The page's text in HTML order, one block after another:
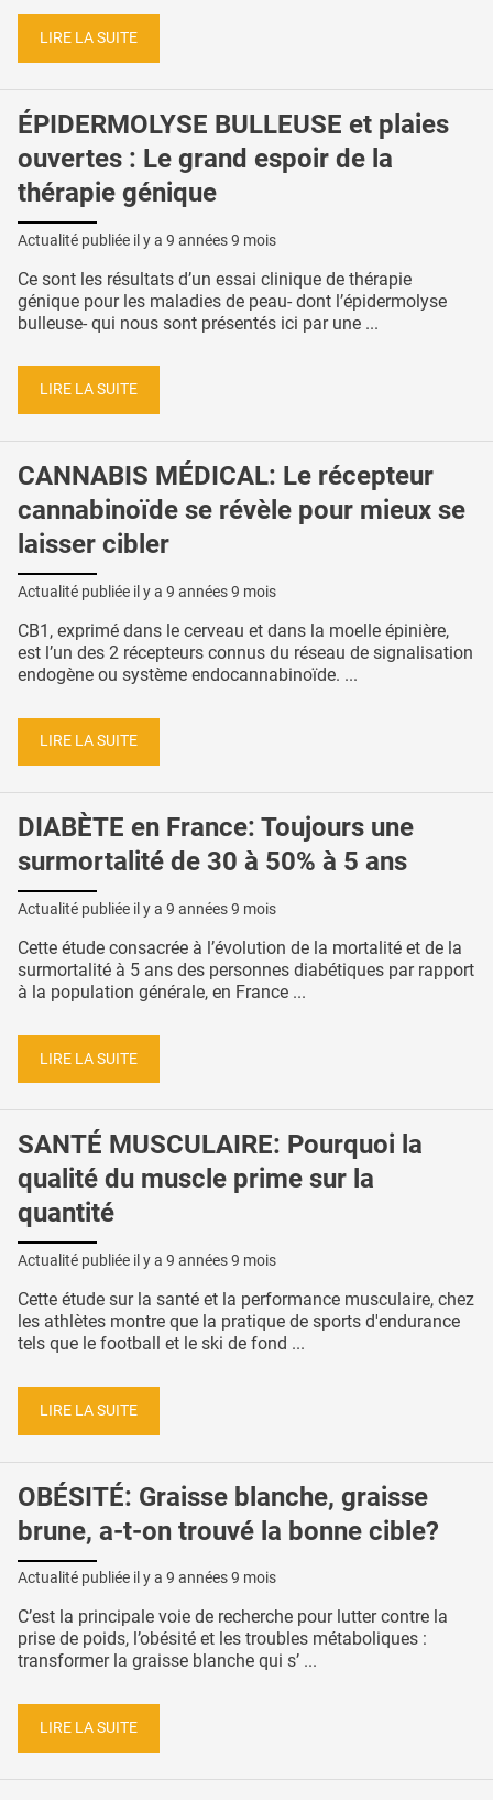
LIRE LA SUITE
ÉPIDERMOLYSE BULLEUSE et plaies
ouvertes : Le grand espoir de la
thérapie génique
Actualité publiée il y a 9 années 9 mois
Ce sont les résultats d’un essai clinique de thérapie
génique pour les maladies de peau- dont l’épidermolyse
bulleuse- qui nous sont présentés ici par une ...
LIRE LA SUITE
CANNABIS MÉDICAL: Le récepteur
cannabinoïde se révèle pour mieux se
laisser cibler
Actualité publiée il y a 9 années 9 mois
CB1, exprimé dans le cerveau et dans la moelle épinière,
est l’un des 2 récepteurs connus du réseau de signalisation
endogène ou système endocannabinoïde. ...
LIRE LA SUITE
DIABÈTE en France: Toujours une
surmortalité de 30 à 50% à 5 ans
Actualité publiée il y a 9 années 9 mois
Cette étude consacrée à l’évolution de la mortalité et de la
surmortalité à 5 ans des personnes diabétiques par rapport
à la population générale, en France ...
LIRE LA SUITE
SANTÉ MUSCULAIRE: Pourquoi la
qualité du muscle prime sur la
quantité
Actualité publiée il y a 9 années 9 mois
Cette étude sur la santé et la performance musculaire, chez
les athlètes montre que la pratique de sports d'endurance
tels que le football et le ski de fond ...
LIRE LA SUITE
OBÉSITÉ: Graisse blanche, graisse
brune, a-t-on trouvé la bonne cible?
Actualité publiée il y a 9 années 9 mois
C’est la principale voie de recherche pour lutter contre la
prise de poids, l’obésité et les troubles métaboliques :
transformer la graisse blanche qui s’ ...
LIRE LA SUITE